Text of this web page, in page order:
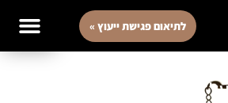
לתיאום פגישת ייעוץ »
רכוש אישי גם בזמן הליך